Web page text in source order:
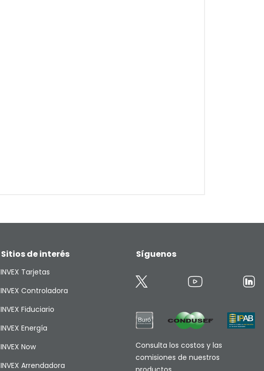
Sitios de interés
INVEX Tarjetas
INVEX Controladora
INVEX Fiduciario
INVEX Energía
INVEX Now
INVEX Arrendadora
Síguenos
Consulta los costos y las
comisiones de nuestros